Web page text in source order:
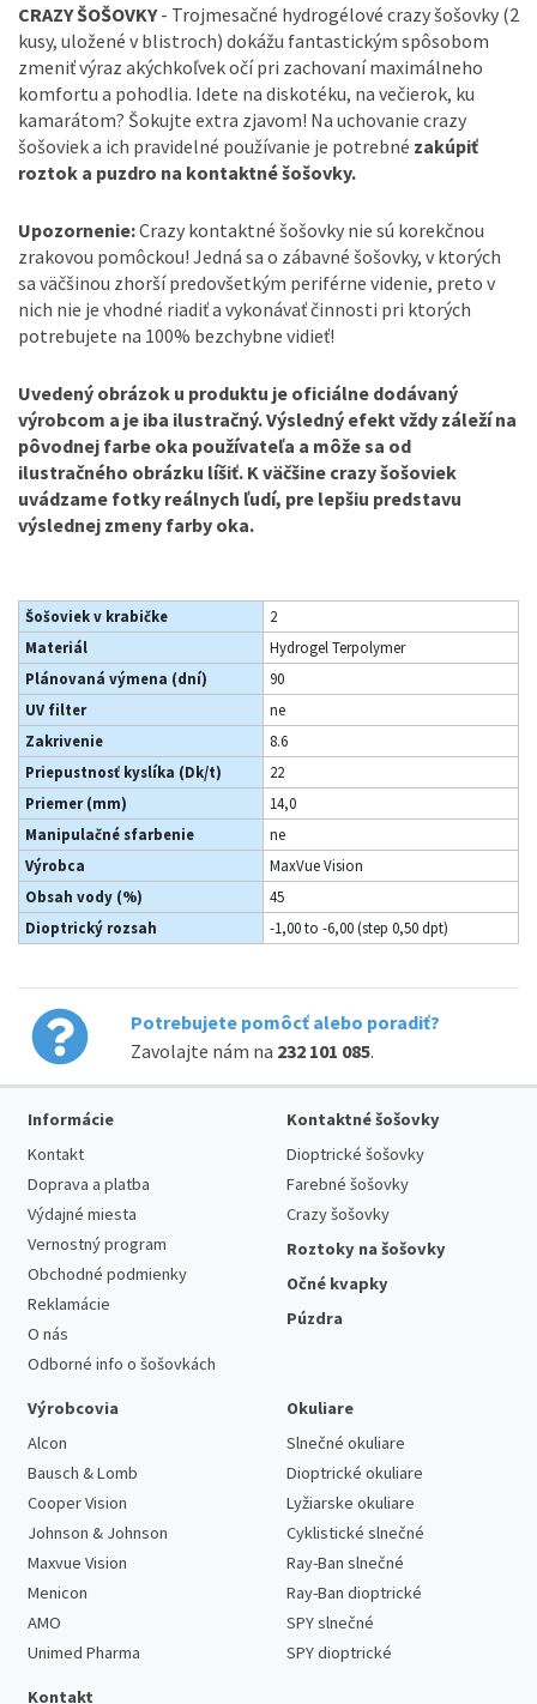
CRAZY ŠOŠOVKY- Trojmesačné hydrogélové crazy šošovky (2
kusy, uložené v blistroch) dokážu fantastickým spôsobom
zmeniť výraz akýchkoľvek očí pri zachovaní maximálneho
komfortu a pohodlia. Idete na diskotéku, na večierok, ku
kamarátom? Šokujte extra zjavom! Na uchovanie crazy
šošoviek a ich pravidelné používanie je potrebné zakúpiť
roztok a puzdro na kontaktné šošovky.
Upozornenie:Crazy kontaktné šošovky nie sú korekčnou
zrakovou pomôckou! Jedná sa o zábavné šošovky, v ktorých
sa väčšinou zhorší predovšetkým periférne videnie, preto v
nich nie je vhodné riadiť a vykonávať činnosti pri ktorých
potrebujete na 100% bezchybne vidieť!
Uvedený obrázok u produktu je oficiálne dodávaný
výrobcom a je iba ilustračný. Výsledný efekt vždy záleží na
pôvodnej farbe oka používateľa a môže sa od
ilustračného obrázku líšiť. K väčšine crazy šošoviek
uvádzame fotky reálnych ľudí, pre lepšiu predstavu
výslednej zmeny farby oka.
Šošoviek v krabičke
2
Materiál
Hydrogel Terpolymer
Plánovaná výmena (dní)
90
UV filter
ne
Zakrivenie
8.6
Priepustnosť kyslíka (Dk/t)
22
Priemer (mm)
14,0
Manipulačné sfarbenie
ne
Výrobca
MaxVue Vision
Obsah vody (%)
45
Dioptrický rozsah
-1,00 to -6,00 (step 0,50 dpt)
Potrebujete pomôcť alebo poradiť?
Zavolajte nám na 232 101 085.
Informácie
Kontakt
Doprava a platba
Výdajné miesta
Vernostný program
Obchodné podmienky
Reklamácie
O nás
Odborné info o šošovkách
Kontaktné šošovky
Dioptrické šošovky
Farebné šošovky
Crazy šošovky
Roztoky na šošovky
Očné kvapky
Púzdra
Výrobcovia
Alcon
Bausch & Lomb
Cooper Vision
Johnson & Johnson
Maxvue Vision
Menicon
AMO
Unimed Pharma
Okuliare
Slnečné okuliare
Dioptrické okuliare
Lyžiarske okuliare
Cyklistické slnečné
Ray-Ban slnečné
Ray-Ban dioptrické
SPY slnečné
SPY dioptrické
Kontakt